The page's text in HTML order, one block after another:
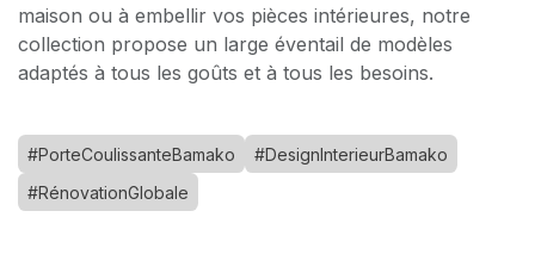
maison ou à embellir vos pièces intérieures, notre
collection propose un large éventail de modèles
adaptés à tous les goûts et à tous les besoins.
#PorteCoulissanteBamako
#DesignInterieurBamako
#RénovationGlobale